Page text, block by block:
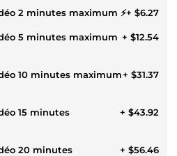
2 minutes maximum ⚡+ $6.27
5 minutes maximum + $12.54
10 minutes maximum+ $31.37
15 minutes
+ $43.92
20 minutes
+ $56.46